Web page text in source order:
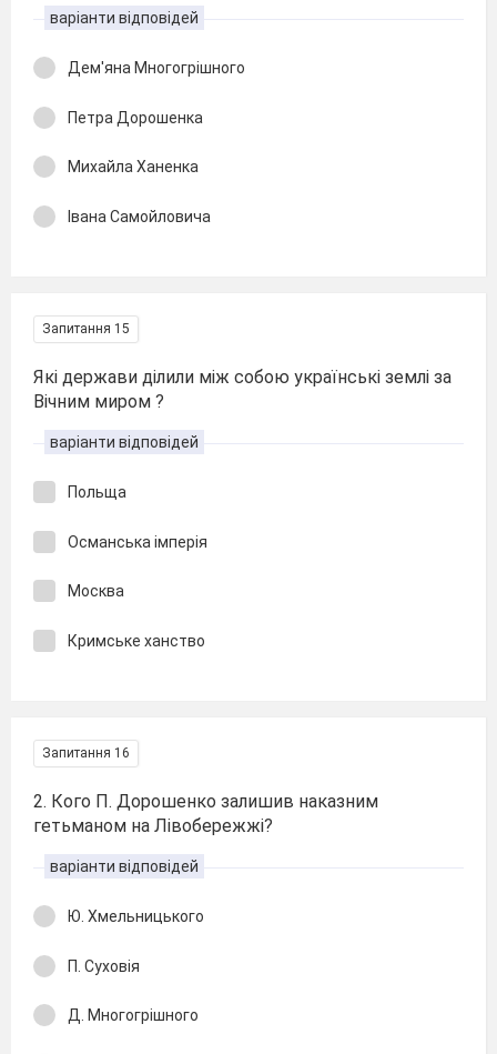
варіанти відповідей
Дем'яна Многогрішного
Петра Дорошенка
Михайла Ханенка
Івана Самойловича
Запитання 15
Які держави ділили між собою українські землі за
Вічним миром ?
варіанти відповідей
Польща
Османська імперія
Москва
Кримське ханство
Запитання 16
2. Кого П. Дорошенко залишив наказним
гетьманом на Лівобережжі?
варіанти відповідей
Ю. Хмельницького
П. Суховія
Д. Многогрішного